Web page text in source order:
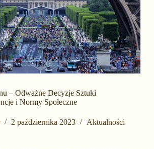
– Odważne Decyzje Sztuki
i Normy Społeczne
2 października 2023 Aktualności